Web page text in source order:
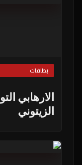
بطاقات
الارهابي
الزيتوني